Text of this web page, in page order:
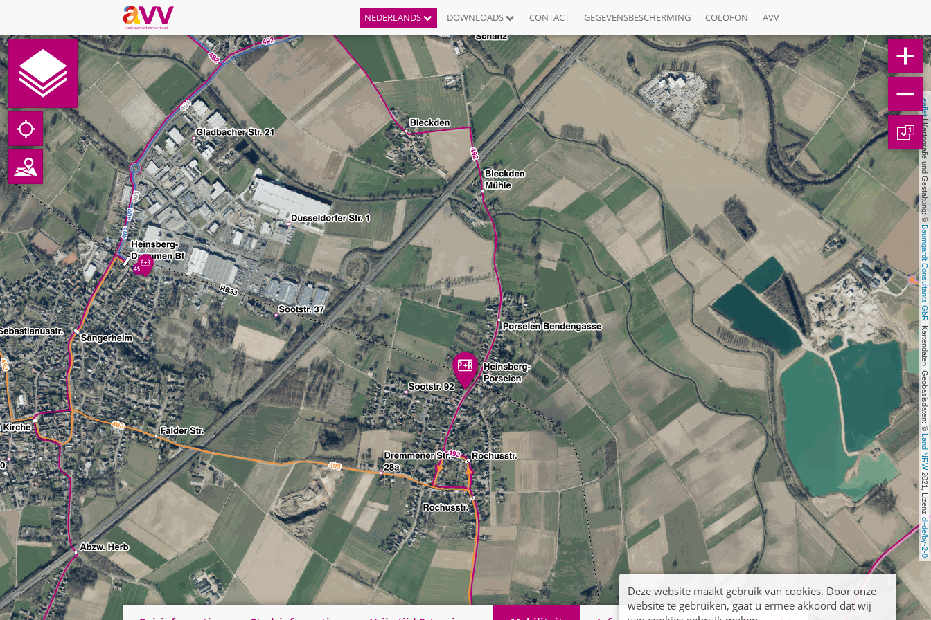
NEDERLANDS DOWNLOADS CONTACT GEGEVENSBESCHERMING COLOFON AVV
Leaflet
| Kartografie und Gestaltung: ©
Baumgardt Consultants GbR
, Kartendaten, Geobasisdaten: ©
Land NRW
2021, Lizenz
dl-de/by-2-0
1
Deze website maakt gebruik van cookies. Door onze
website te gebruiken, gaat u ermee akkoord dat wij